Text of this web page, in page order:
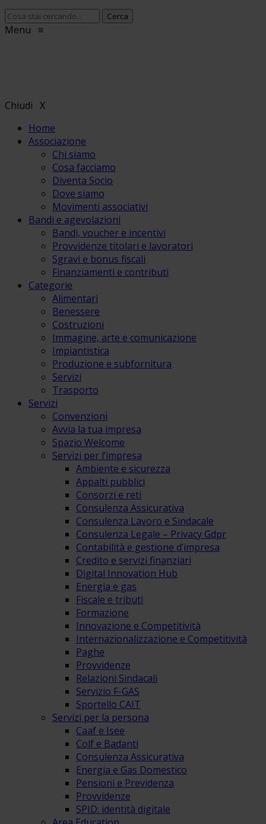
Menu ≡
Chiudi X
Home
Associazione
Chi siamo
Cosa facciamo
Diventa Socio
Dove siamo
Movimenti associativi
Bandi e agevolazioni
Bandi, voucher e incentivi
Provvidenze titolari e lavoratori
Sgravi e bonus fiscali
Finanziamenti e contributi
Categorie
Alimentari
Benessere
Costruzioni
Immagine, arte e comunicazione
Impiantistica
Produzione e subfornitura
Servizi
Trasporto
Servizi
Convenzioni
Avvia la tua impresa
Spazio Welcome
Servizi per l’impresa
Ambiente e sicurezza
Appalti pubblici
Consorzi e reti
Consulenza Assicurativa
Consulenza Lavoro e Sindacale
Consulenza Legale – Privacy Gdpr
Contabilità e gestione d’impresa
Credito e servizi finanziari
Digital Innovation Hub
Energia e gas
Fiscale e tributi
Formazione
Innovazione e Competitività
Internazionalizzazione e Competitività
Paghe
Provvidenze
Relazioni Sindacali
Servizio F-GAS
Sportello CAIT
Servizi per la persona
Caaf e Isee
Colf e Badanti
Consulenza Assicurativa
Energia e Gas Domestico
Pensioni e Previdenza
Provvidenze
SPID: identità digitale